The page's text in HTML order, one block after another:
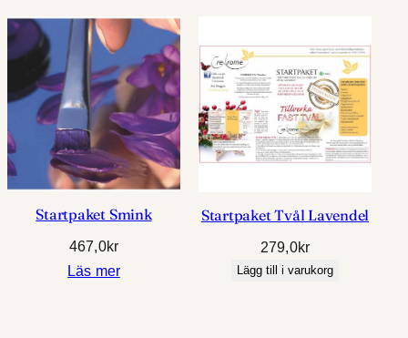
Startpaket Smink
467,0kr
Läs mer
Startpaket Tvål Lavendel
279,0kr
Lägg till i varukorg